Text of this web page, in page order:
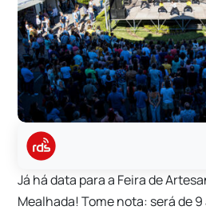
Já há data para a Feira de
Mealhada! Tome nota: será de 9